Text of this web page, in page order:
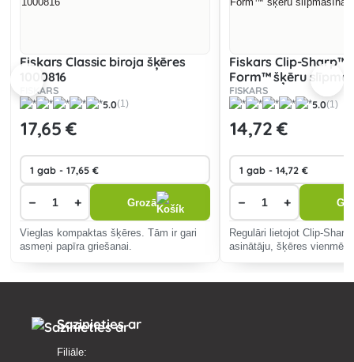
Fiskars Classic biroja šķēres
1000816
FISKARS
5.0(1)
17,65 €
− + Grozā
Vieglas kompaktas šķēres. Tām ir gari
asmeņi papīra griešanai.
Fiskars Clip-Sharp™
Form™ šķēru
1000812
FISKARS
5.0(1)
14,72 €
− +
Regulāri lietojot Clip-
asinātāju, šķēres vienmēr
Sazinieties ar
Filiāle: